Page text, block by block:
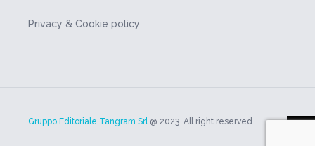
Privacy & Cookie policy
Gruppo Editoriale Tangram Srl@ 2023. All right reserved.